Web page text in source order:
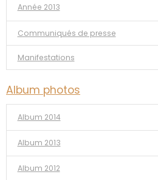
Année 2013
Communiqués de presse
Manifestations
Album photos
Album 2014
Album 2013
Album 2012